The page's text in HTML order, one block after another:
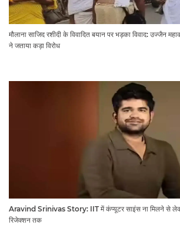
मौलाना साजिद रशीदी के विवादित बयान पर भड़का विवाद: उज्जैन
ने जताया कड़ा विरोध
Aravind Srinivas Story: IIT में कंप्यूटर साइंस ना मिलने से
रिजेक्शन तक